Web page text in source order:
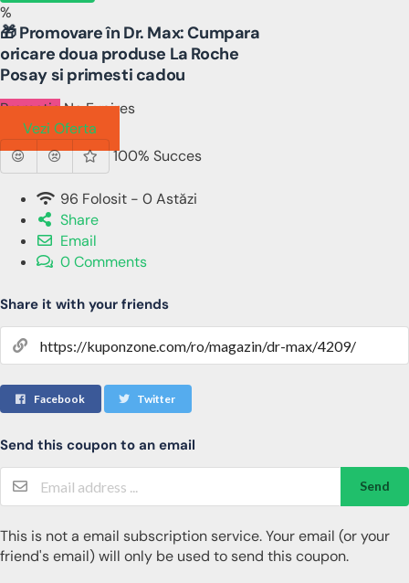
%
🎁 Promovare în Dr. Max: Cumpara
oricare doua produse La Roche
Posay si primesti cadou
PromotieNo Expires
Vezi Oferta
100% Succes
96 Folosit - 0 Astăzi
Share
Email
0 Comments
Share it with your friends
Facebook Twitter
Send this coupon to an email
Send
This is not a email subscription service. Your email (or your
friend's email) will only be used to send this coupon.